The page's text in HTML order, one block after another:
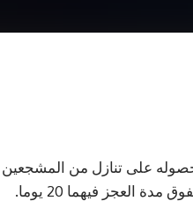
على تنازل من المشجعين
العجز فيهما 20 يوما.